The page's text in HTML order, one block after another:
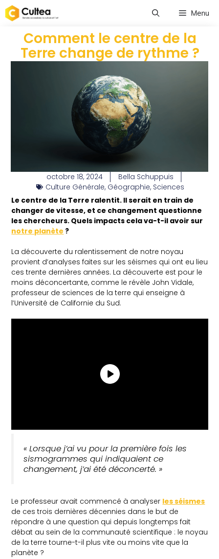
Menu
Comment le centre de la
Terre change de rythme ?
octobre 18, 2024
Bella Schuppuis
Culture Générale, Géographie, Sciences
Le centre de la Terre ralentit. Il serait en train de
changer de vitesse, et ce changement questionne
les chercheurs. Quels impacts cela va-t-il avoir sur
notre planète ?
La découverte du ralentissement de notre noyau
provient d’analyses faites sur les séismes qui ont eu lieu
ces trente dernières années. La découverte est pour le
moins déconcertante, comme le révèle John Vidale,
professeur de sciences de la terre qui enseigne à
l’Université de Californie du Sud.
« Lorsque j’ai vu pour la première fois les
sismogrammes qui indiquaient ce
changement, j’ai été déconcerté. »
Le professeur avait commencé à analyser les séismes
de ces trois dernières décennies dans le but de
répondre à une question qui depuis longtemps fait
débat au sein de la communauté scientifique : le noyau
de la terre tourne-t-il plus vite ou moins vite que la
planète ?